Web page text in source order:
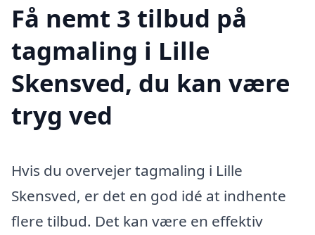
Få nemt 3 tilbud på
tagmaling i Lille
Skensved, du kan være
tryg ved
Hvis du overvejer tagmaling i Lille
Skensved, er det en god idé at indhente
flere tilbud. Det kan være en effektiv